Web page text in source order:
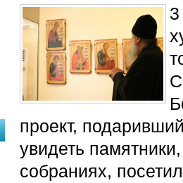
проект,
увидеть
собраниях,